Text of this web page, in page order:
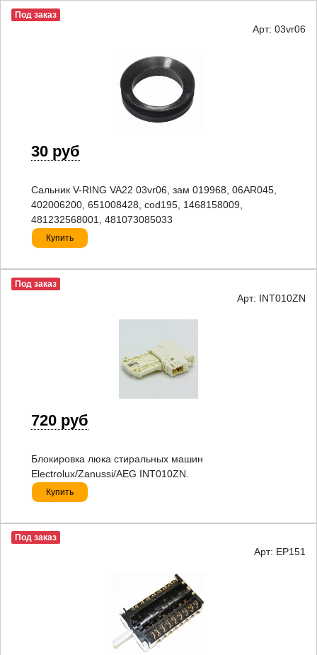
Под заказ
Арт: 03vr06
30 руб
Сальник V-RING VA22 03vr06, зам 019968, 06AR045,
402006200, 651008428, cod195, 1468158009,
481232568001, 481073085033
Купить
Под заказ
Арт: INT010ZN
720 руб
Блокировка люка стиральных машин
Electrolux/Zanussi/AEG INT010ZN.
Купить
Под заказ
Арт: EP151